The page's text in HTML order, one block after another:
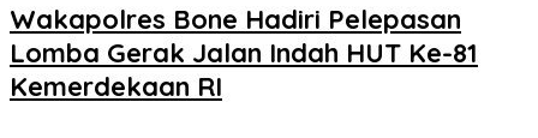
Wakapolres Bone Hadiri Pelepasan
Lomba Gerak Jalan Indah HUT Ke-81
Kemerdekaan RI